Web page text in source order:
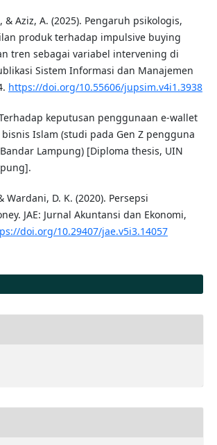
& Aziz, A. (2025). Pengaruh psikologis,
produk terhadap impulsive buying
tren sebagai variabel intervening di
Sistem Informasi dan Manajemen
https://doi.org/10.55606/jupsim.v4i1.3938
keputusan penggunaan e-wallet
Islam (studi pada Gen Z pengguna
Lampung) [Diploma thesis, UIN
Wardani, D. K. (2020). Persepsi
JAE: Jurnal Akuntansi dan Ekonomi,
doi.org/10.29407/jae.v5i3.14057